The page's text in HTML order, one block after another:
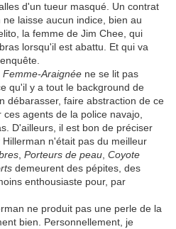
d'un tueur masqué. Un contrat
laisse aucun indice, bien au
la femme de Jim Chee, qui
lorsqu'il est abattu. Et qui va
Femme-Araignée ne se lit pas
qu'il y a tout le background de
débarasser, faire abstraction de ce
agents de la police navajo,
D'ailleurs, il est bon de préciser
n'était pas du meilleur
Porteurs de peau Coyote
demeurent des pépites, des
enthousiaste pour, par
ne produit pas une perle de la
bien. Personnellement, je